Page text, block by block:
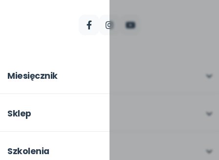
Miesięcznik
W numerze
Pomoce dydaktyczne
Sklep
Moje zakupy
Szkolenia